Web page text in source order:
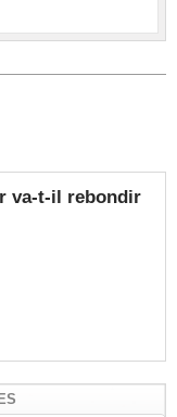
va-t-il rebondir